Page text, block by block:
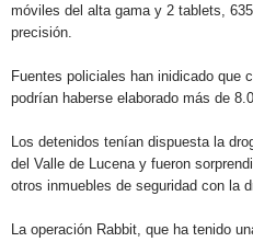
móviles del alta gama y 2 tablets,
precisión.
Fuentes policiales han inidicado que
podrían haberse elaborado más de
Los detenidos tenían dispuesta la
del Valle de Lucena y fueron
otros inmuebles de seguridad con la
La operación Rabbit, que ha tenido